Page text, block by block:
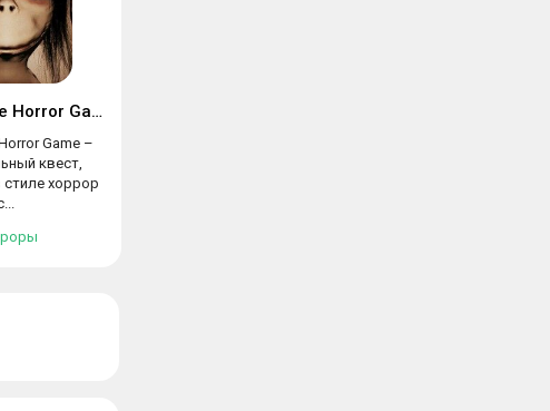
Momo — The Horror Game
Game –
квест,
хоррор